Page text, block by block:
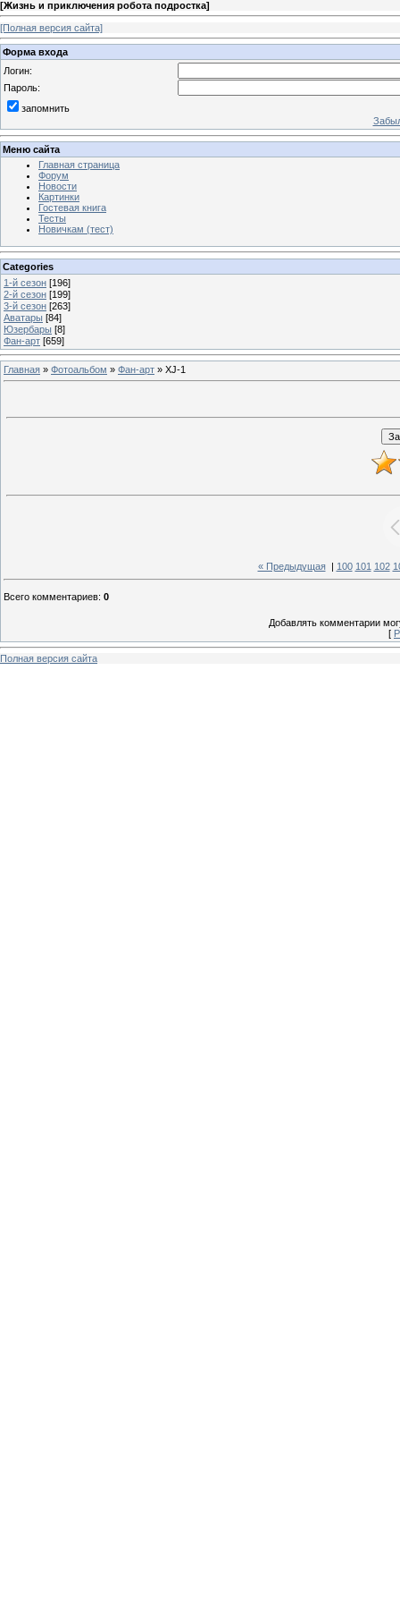
[Жизнь и приключения робота подростка]
[Полная версия сайта]
Форма входа
Логин:
Пароль:
запомнить
Меню сайта
Главная страница
Форум
Новости
Картинки
Гостевая книга
Тесты
Новичкам (тест)
Categories
1-й сезон [196]
2-й сезон [199]
3-й сезон [263]
Аватары [84]
Юзербары [8]
Фан-арт [659]
Главная » Фотоальбом » Фан-арт » XJ-1
« Предыдущая| 100 101 102
Всего комментариев: 0
Добавлять комментарии
[
Полная версия сайта